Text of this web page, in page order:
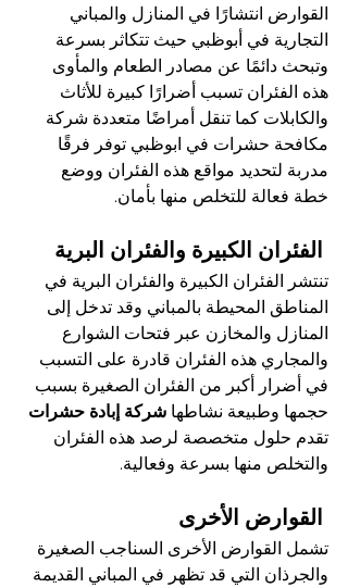
القوارض انتشارًا في المنازل والمباني
التجارية في أبوظبي حيث تتكاثر بسرعة
وتبحث دائمًا عن مصادر الطعام والمأوى
هذه الفئران تسبب أضرارًا كبيرة للأثاث
والكابلات كما تنقل أمراضًا متعددة شركة
مكافحة حشرات في ابوظبي توفر فرقًا
مدربة لتحديد مواقع هذه الفئران ووضع
خطة فعالة للتخلص منها بأمان.
تنتشر الفئران الكبيرة والفئران البرية في
المناطق المحيطة بالمباني وقد تدخل إلى
المنازل والمخازن عبر فتحات الشوارع
والمجاري هذه الفئران قادرة على التسبب
في أضرار أكبر من الفئران الصغيرة بسبب
حجمها وطبيعة نشاطها شركة إبادة حشرات
تقدم حلول متخصصة لرصد هذه الفئران
والتخلص منها بسرعة وفعالية.
تشمل القوارض الأخرى السناجب الصغيرة
والجرذان التي قد تظهر في المباني القديمة